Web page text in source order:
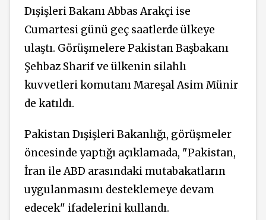
Dışişleri Bakanı Abbas Arakçi ise
Cumartesi günü geç saatlerde ülkeye
ulaştı. Görüşmelere Pakistan Başbakanı
Şehbaz Sharif ve ülkenin silahlı
kuvvetleri komutanı Mareşal Asim Münir
de katıldı.
Pakistan Dışişleri Bakanlığı, görüşmeler
öncesinde yaptığı açıklamada, "Pakistan,
İran ile ABD arasındaki mutabakatların
uygulanmasını desteklemeye devam
edecek" ifadelerini kullandı.